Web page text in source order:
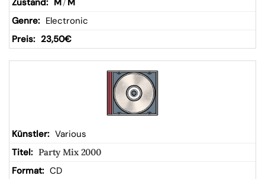
M/ M
Electronic
23,50€
Various
Party Mix 2000
CD